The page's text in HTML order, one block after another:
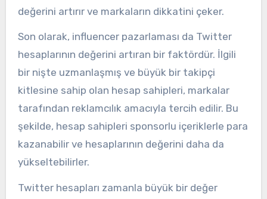
değerini artırır ve markaların dikkatini çeker.
Son olarak, influencer pazarlaması da Twitter
hesaplarının değerini artıran bir faktördür. İlgili
bir nişte uzmanlaşmış ve büyük bir takipçi
kitlesine sahip olan hesap sahipleri, markalar
tarafından reklamcılık amacıyla tercih edilir. Bu
şekilde, hesap sahipleri sponsorlu içeriklerle para
kazanabilir ve hesaplarının değerini daha da
yükseltebilirler.
Twitter hesapları zamanla büyük bir değer